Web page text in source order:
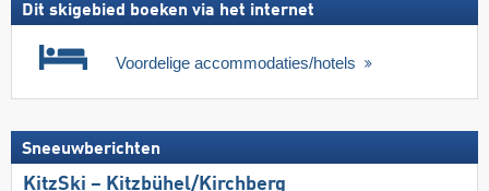
Dit skigebied boeken via het internet
Voordelige accommodaties/hotels
Sneeuwberichten
KitzSki – Kitzbühel/​Kirchberg